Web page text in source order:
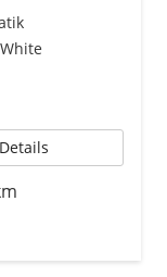
Details